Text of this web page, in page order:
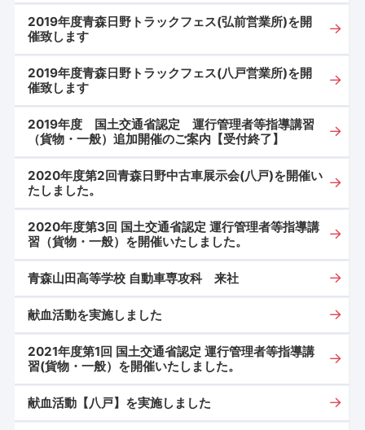
2019年度青森日野トラックフェス(弘前営業所)を開
催致します
2019年度青森日野トラックフェス(八戸営業所)を開
催致します
2019年度 国土交通省認定 運行管理者等指導講習
（貨物・一般）追加開催のご案内【受付終了】
2020年度第2回青森日野中古車展示会(八戸)を開催い
たしました。
2020年度第3回 国土交通省認定 運行管理者等指導講
習（貨物・一般）を開催いたしました。
青森山田高等学校 自動車専攻科 来社
献血活動を実施しました
2021年度第1回 国土交通省認定 運行管理者等指導講
習(貨物・一般）を開催いたしました。
献血活動【八戸】を実施しました